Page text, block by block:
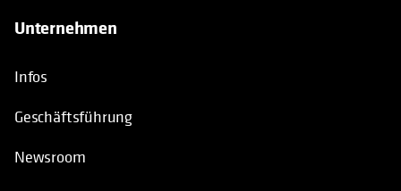
Unternehmen
Infos
Geschäftsführung
Newsroom